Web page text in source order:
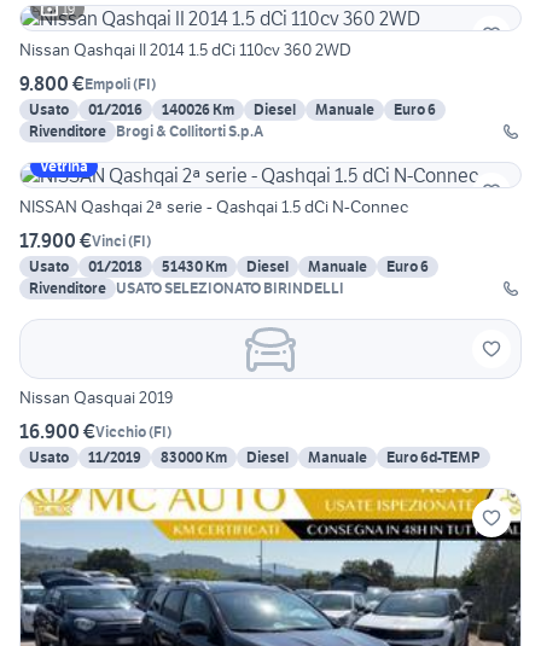
19
Nissan Qashqai II 2014 1.5 dCi 110cv 360 2WD
9.800 €Empoli(FI)
Usato
01/2016 140026 Km Diesel Manuale
Euro 6
Rivenditore Brogi & Collitorti S.p.A
Vetrina
NISSAN Qashqai 2ª serie - Qashqai 1.5 dCi N-Connec
17.900 €Vinci(FI)
Usato
01/2018 51430 Km Diesel Manuale
Euro 6
Rivenditore USATO SELEZIONATO BIRINDELLI
Nissan Qasquai 2019
16.900 €Vicchio(FI)
Usato
11/2019 83000 Km Diesel Manuale Euro 6d-TEMP